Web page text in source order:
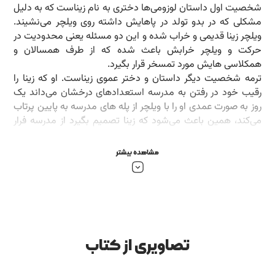
شخصیت اول داستان لوزومی‌ها دختری به نام زیناست که به دلیل
مشکلی که در بدو تولد در پاهایش داشته روی ویلچر می‌نشیند.
ویلچر زینا قدیمی و خراب شده و این دو مسئله یعنی محدودیت در
حرکت و ویلچر خرابش باعث شده که از طرف همسالان و
همکلاسی هایش مورد تمسخر قرار بگیرد.
ترمه شخصیت دیگر داستان و دختر عموی زیناست. او که زینا را
رقیب خود در رفتن به مدرسه استعدادهای درخشان می‌داند یک
روز به صورت عمدی او را با ویلچر از پله های مدرسه به پایین پرتاب
می‌کند، همین باعث می‌شود که زینا تصمیم بگیرد از مدرسه فرار
نوجوان با خواندن این کتاب متوجه می شود که چطور با وجود
محدودیت‌هایش دست از رسیدن به آرزوها و اهدافش نکشد.
بخشی از کتاب لوزومی ها در منطقه ممنوعه
مشاهده بیشتر
تصاویری از کتاب